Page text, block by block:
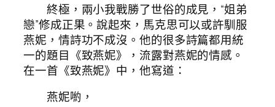
終極，兩小我戰勝了世俗的成見，“姐弟
戀”修成正果。說起來，馬克思可以或許馴服
燕妮，情詩功不成沒。他的很多詩篇都用統
一的題目《致燕妮》，流露對燕妮的情感。
在一首《致燕妮》中，他寫道：
燕妮喲，